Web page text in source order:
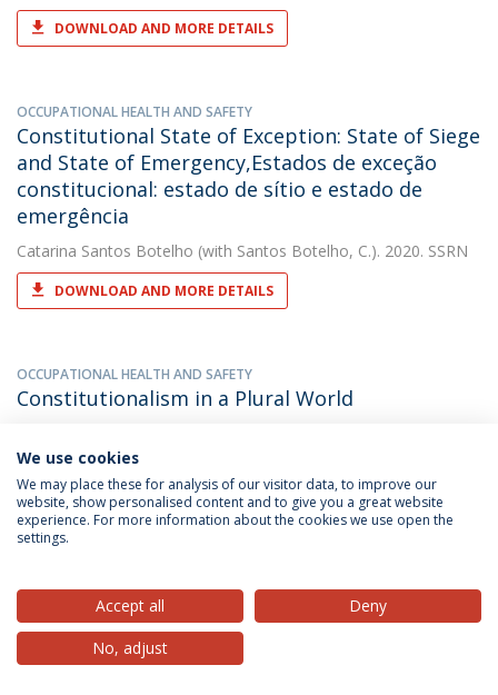
DOWNLOAD AND MORE DETAILS
OCCUPATIONAL HEALTH AND SAFETY
Constitutional State of Exception: State of Siege
and State of Emergency,Estados de exceção
constitucional: estado de sítio e estado de
emergência
Catarina Santos Botelho (with Santos Botelho, C.). 2020. SSRN
DOWNLOAD AND MORE DETAILS
OCCUPATIONAL HEALTH AND SAFETY
Constitutionalism in a Plural World
Universidade Católica Editora
DOWNLOAD AND MORE DETAILS
Portugal: an intermezzo between the state of
exception and constitutional normality
Catarina Santos Botelho(with Catarina Isabel Tomaz Santos
We use cookies
We may place these for analysis of our visitor data, to improve our
website, show personalised content and to give you a great website
experience. For more information about the cookies we use open the
settings.
Accept all
Deny
No, adjust